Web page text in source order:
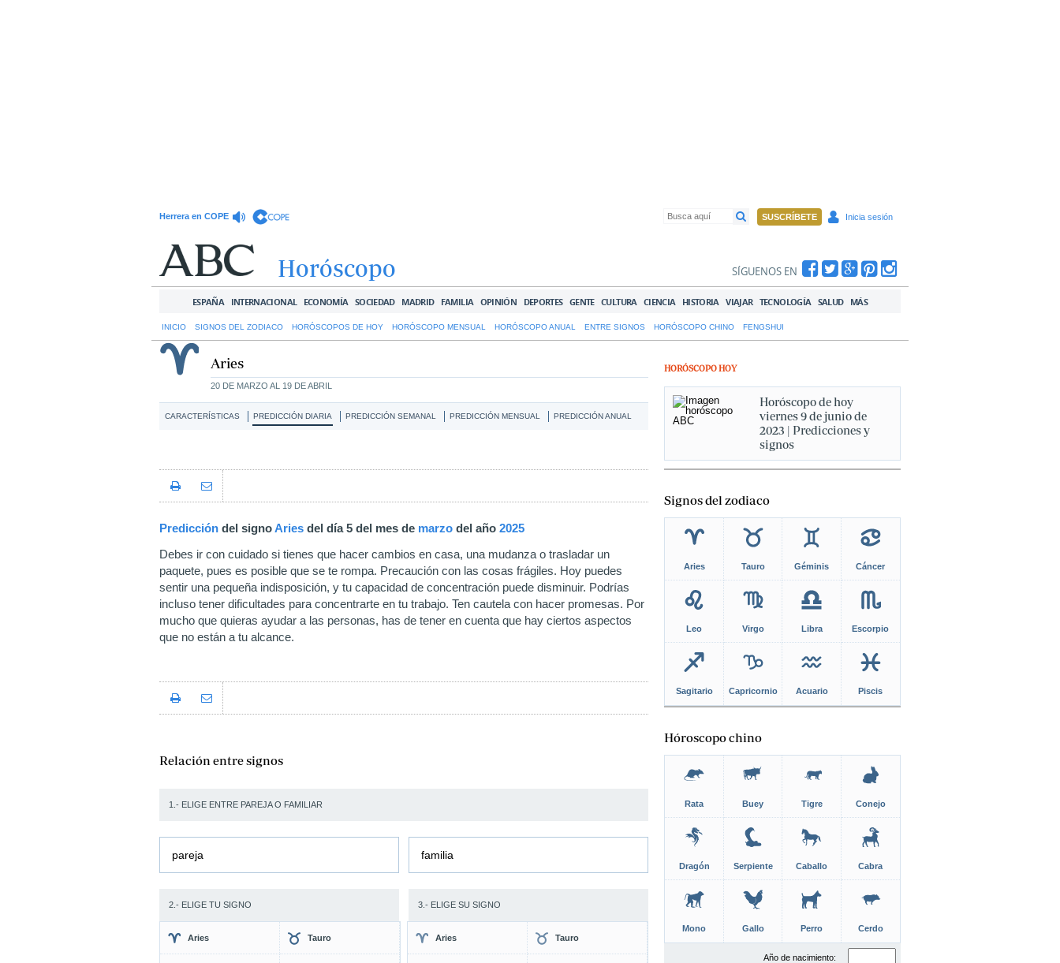
SUSCRÍBETE Inicia sesión
Herrera en COPE
SÍGUENOS EN
ESPAÑA INTERNACIONAL ECONOMÍA SOCIEDAD MADRID FAMILIA OPINIÓN DEPORTES GENTE CULTURA CIENCIA HISTORIA VIAJAR TECNOLOGÍA SALUD MÁS
INICIO SIGNOS DEL ZODIACO HORÓSCOPOS DE HOY HORÓSCOPO MENSUAL HORÓSCOPO ANUAL ENTRE SIGNOS HORÓSCOPO CHINO FENGSHUI
Horóscopo
Aries
20 DE MARZO AL 19 DE ABRIL
CARACTERÍSTICAS PREDICCIÓN DIARIA PREDICCIÓN SEMANAL PREDICCIÓN MENSUAL PREDICCIÓN ANUAL
Predicción del signoAries del día 5 del mes de marzo del año 2025
Debes ir con cuidado si tienes que hacer cambios en casa, una mudanza o trasladar un
paquete, pues es posible que se te rompa. Precaución con las cosas frágiles. Hoy puedes
sentir una pequeña indisposición, y tu capacidad de concentración puede disminuir. Podrías
incluso tener dificultades para concentrarte en tu trabajo. Ten cautela con hacer promesas. Por
mucho que quieras ayudar a las personas, has de tener en cuenta que hay ciertos aspectos
que no están a tu alcance.
Relación entre signos
1.- ELIGE ENTRE PAREJA O FAMILIAR
pareja familia
2.- ELIGE TU SIGNO 3.- ELIGE SU SIGNO
Aries Tauro Aries Tauro
HORÓSCOPO HOY
Horóscopo de hoy
viernes 9 de junio de
2023 | Predicciones y
signos
Signos del zodiaco
Aries Tauro Géminis Cáncer
Leo Virgo Libra Escorpio
Sagitario Capricornio Acuario Piscis
Hóroscopo chino
Rata Buey Tigre Conejo
Dragón Serpiente Caballo Cabra
Mono Gallo Perro Cerdo
Año de nacimiento: